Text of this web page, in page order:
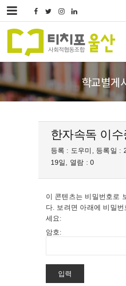
학교별게
한자속독 이
등록 : 도우미, 등록일 :
19일, 열람 : 0
이 콘텐츠는 비밀번호로
다. 보려면 아래에 비밀
세요:
암호: